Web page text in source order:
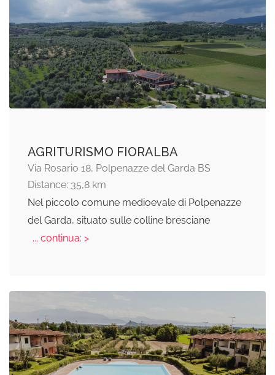
AGRITURISMO FIORALBA
Via Rosario 18, Polpenazze del Garda BS
Distance: 35,8 km
Nel piccolo comune medioevale di Polpenazze
del Garda, situato sulle colline bresciane
... continua: >